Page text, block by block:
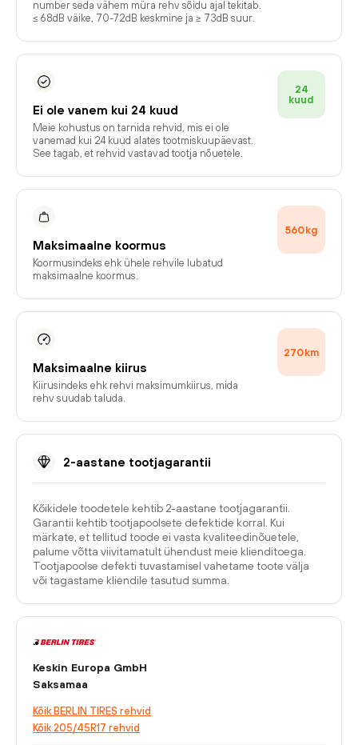
number seda vähem müra rehv sõidu ajal tekitab.
≤ 68dB väike, 70-72dB keskmine ja ≥ 73dB suur.
Ei ole vanem kui 24 kuud
Meie kohustus on tarnida rehvid, mis ei ole
vanemad kui 24 kuud alates tootmiskuupäevast.
See tagab, et rehvid vastavad tootja nõuetele.
24
kuud
Maksimaalne koormus
Koormusindeks ehk ühele rehvile lubatud
maksimaalne koormus.
560kg
Maksimaalne kiirus
Kiirusindeks ehk rehvi maksimumkiirus, mida
rehv suudab taluda.
270km
2-aastane tootjagarantii
Kõikidele toodetele kehtib 2-aastane tootjagarantii.
Garantii kehtib tootjapoolsete defektide korral. Kui
märkate, et tellitud toode ei vasta kvaliteedinõuetele,
palume võtta viivitamatult ühendust meie klienditoega.
Tootjapoolse defekti tuvastamisel vahetame toote välja
või tagastame kliendile tasutud summa.
Keskin Europa GmbH
Saksamaa
Kõik BERLIN TIRES rehvid
Kõik 205/45R17 rehvid